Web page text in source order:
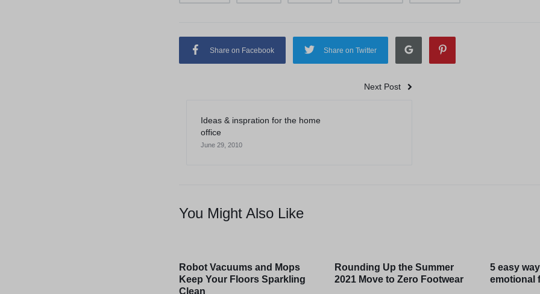
Share on Facebook Share on Twitter
Next Post
Ideas & inspration for the home
office
June 29, 2010
You Might Also Like
Robot Vacuums and Mops
Keep Your Floors Sparkling
Clean
Rounding Up the Summer
2021 Move to Zero Footwear
5 easy
emotional